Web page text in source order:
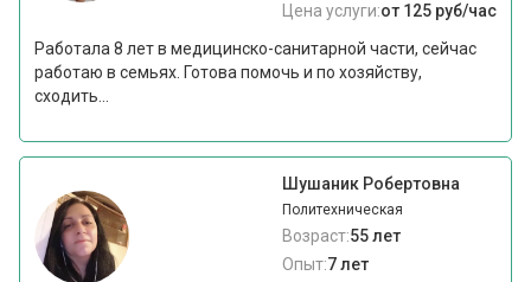
Цена услуги:от 125 руб/час
Работала 8 лет в медицинско-санитарной части, сейчас
работаю в семьях. Готова помочь и по хозяйству,
сходить...
Шушаник Робертовна
Политехническая
Возраст:55 лет
Опыт:7 лет